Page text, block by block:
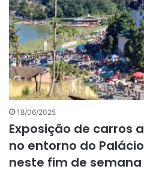
18/06/2025
Exposição de carros
no entorno do
neste fim de semana